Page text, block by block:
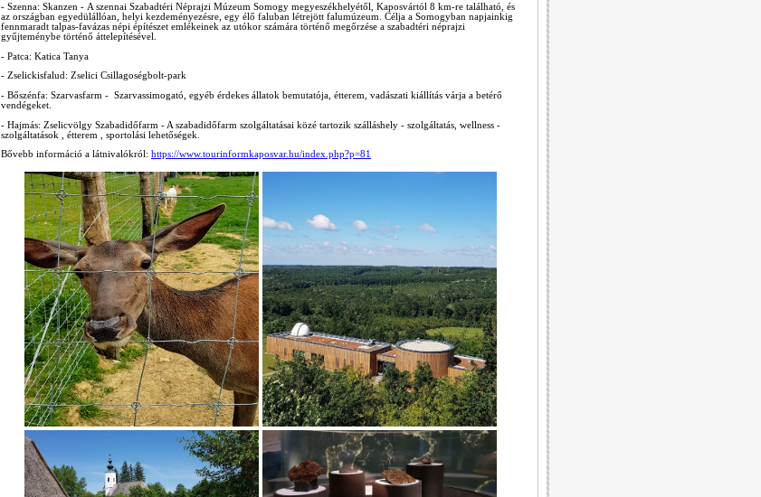
- Szenna: Skanzen - A szennai Szabadtéri Néprajzi Múzeum Somogy megyeszékhelyétől, Kaposvártól 8 km-re található, és
az országban egyedülállóan, helyi kezdeményezésre, egy élő faluban létrejött falumúzeum. Célja a Somogyban napjainkig
fennmaradt talpas-favázas népi építészet emlékeinek az utókor számára történő megőrzése a szabadtéri néprajzi
gyűjteménybe történő áttelepítésével.
- Patca: Katica Tanya
- Zselickisfalud: Zselici Csillagoségbolt-park
- Bőszénfa: Szarvasfarm - Szarvassimogató, egyéb érdekes állatok bemutatója, étterem, vadászati kiállítás várja a betérő
vendégeket.
- Hajmás: Zselicvölgy Szabadidőfarm - A szabadidőfarm szolgáltatásai közé tartozik szálláshely - szolgáltatás, wellness -
szolgáltatások , étterem , sportolási lehetőségek.
Bővebb információ a látnivalókról: https://www.tourinformkaposvar.hu/index.php?p=81